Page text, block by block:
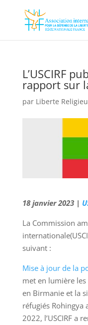
L’USCIRF
rapport sur
par Liberte
18 janvier 2023 |
La Commission
suivant :
Mise à jour de la
met en lumière
en Birmanie et la
réfugiés Rohingya
2022, l’USCIRF a